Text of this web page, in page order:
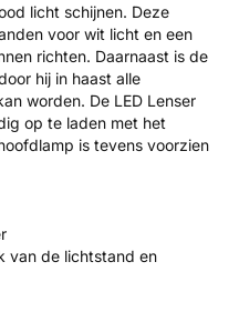
licht schijnen. Deze
voor wit licht en een
richten. Daarnaast is de
hij in haast alle
worden. De LED Lenser
op te laden met het
is tevens voorzien
van de lichtstand en